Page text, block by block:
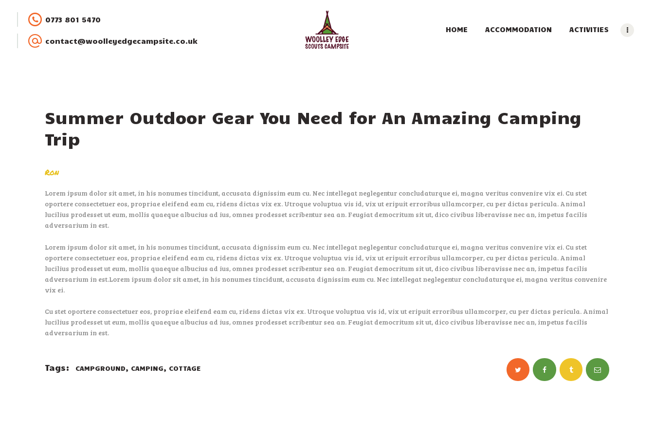
0773 801 5470
contact@woolleyedgecampsite.co.uk
HOME ACCOMMODATION ACTIVITIES
ACCOMMODATION
ACTIVITIES
GALLERY
Summer Outdoor Gear You Need for An Amazing Camping
Trip
Ron
Lorem ipsum dolor sit amet, in his nonumes tincidunt, accusata dignissim eum cu. Nec intellegat neglegentur concludaturque ei, magna veritus convenire vix ei. Cu stet
oportere consectetuer eos, propriae eleifend eam cu, ridens dictas vix ex. Utroque voluptua vis id, vix ut eripuit erroribus ullamcorper, cu per dictas pericula. Animal
lucilius prodesset ut eum, mollis quaeque albucius ad ius, omnes prodesset scribentur sea an. Feugiat democritum sit ut, dico civibus liberavisse nec an, impetus facilis
adversarium in est.
Lorem ipsum dolor sit amet, in his nonumes tincidunt, accusata dignissim eum cu. Nec intellegat neglegentur concludaturque ei, magna veritus convenire vix ei. Cu stet
oportere consectetuer eos, propriae eleifend eam cu, ridens dictas vix ex. Utroque voluptua vis id, vix ut eripuit erroribus ullamcorper, cu per dictas pericula. Animal
lucilius prodesset ut eum, mollis quaeque albucius ad ius, omnes prodesset scribentur sea an. Feugiat democritum sit ut, dico civibus liberavisse nec an, impetus facilis
adversarium in est.Lorem ipsum dolor sit amet, in his nonumes tincidunt, accusata dignissim eum cu. Nec intellegat neglegentur concludaturque ei, magna veritus convenire
vix ei.
Cu stet oportere consectetuer eos, propriae eleifend eam cu, ridens dictas vix ex. Utroque voluptua vis id, vix ut eripuit erroribus ullamcorper, cu per dictas pericula. Animal
lucilius prodesset ut eum, mollis quaeque albucius ad ius, omnes prodesset scribentur sea an. Feugiat democritum sit ut, dico civibus liberavisse nec an, impetus facilis
adversarium in est.
Tags: CAMPGROUND, CAMPING, COTTAGE